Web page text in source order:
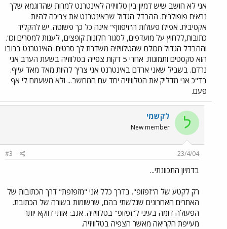
אני לא חושב שיש דמיון בין טלוויזיה לאינטרנט למרות שהדוגמא שלך
נראית פופולרית. ההבדל הגדול שבאינטרנט את צריכה להיות
אקטיבית. אפילו פעולות ה"זיפזוף" אינה כל כך פשוטה. יש להקליד
כתובות,ללחוץ על מועדפים, לסגור חלונות קופצים, לענות למסרים וכו'.
וההבדל הגדול מכולם שהטלוויזיה משדרת לך סרטים. האינטרנט ברובו
הוא טקסטים ותמונות. אחרי 5 דקות צפייה בטלווזיה בשעת הערב אני
נרדם. בשביל שאני ארדם באינטרנט אני צריך להיות מאד מאד עייף.
בד"כ אני מדליק את הטלוויזיה יחד עם המחשב... ולא משעמם לי אף
פעם.
ל לקשמי
New member
23/4/04
#3
בדמיון התכוונתי...
רק לקטע של ה"זפזופ". בדרך כלל אני "מזפזפת" דרך הכתובות של
האתרים האחרונים שגלשתי בהם, שרשומות בשורה של הכתובת.
הפעולה דומה בעיני ל"זפזופ" בטלוויזיה. אגב: אותי דווקא יותר
מעייפת הקריאה מאשר הצפיה בטלוויזיה.